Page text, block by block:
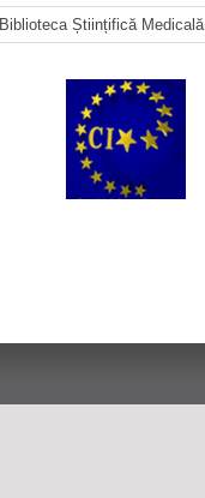
Biblioteca Științifică Medicală